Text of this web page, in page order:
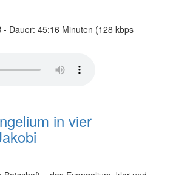
Dauer: 45:16 Minuten (128 kbps
in vier